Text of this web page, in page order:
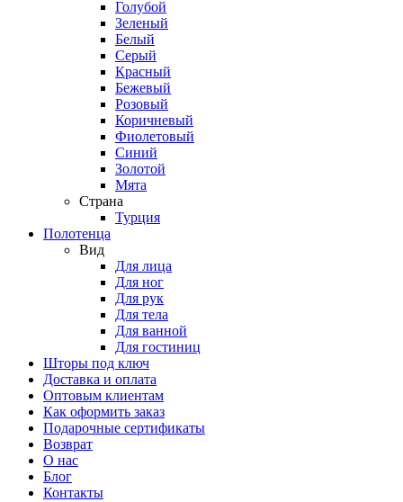
Голубой
Зеленый
Белый
Серый
Красный
Бежевый
Розовый
Коричневый
Фиолетовый
Синий
Золотой
Мята
Страна
Турция
Полотенца
Вид
Для лица
Для ног
Для рук
Для тела
Для ванной
Для гостиниц
Шторы под ключ
Доставка и оплата
Оптовым клиентам
Как оформить заказ
Подарочные сертификаты
Возврат
О нас
Блог
Контакты